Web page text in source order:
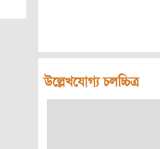
উল্লেখযোগ্য চলচ্চিত্র